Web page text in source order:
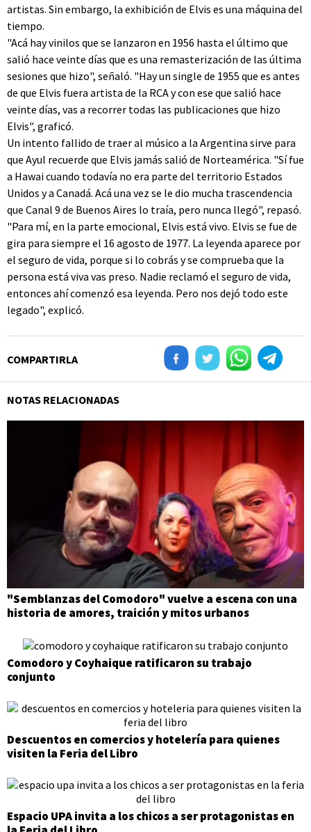
artistas. Sin embargo, la exhibición de Elvis es una máquina del
tiempo.
"Acá hay vinilos que se lanzaron en 1956 hasta el último que
salió hace veinte días que es una remasterización de las última
sesiones que hizo", señaló. "Hay un single de 1955 que es antes
de que Elvis fuera artista de la RCA y con ese que salió hace
veinte días, vas a recorrer todas las publicaciones que hizo
Elvis", graficó.
Un intento fallido de traer al músico a la Argentina sirve para
que Ayul recuerde que Elvis jamás salió de Norteamérica. "Sí fue
a Hawai cuando todavía no era parte del territorio Estados
Unidos y a Canadá. Acá una vez se le dio mucha trascendencia
que Canal 9 de Buenos Aires lo traía, pero nunca llegó", repasó.
"Para mí, en la parte emocional, Elvis está vivo. Elvis se fue de
gira para siempre el 16 agosto de 1977. La leyenda aparece por
el seguro de vida, porque si lo cobrás y se comprueba que la
persona está viva vas preso. Nadie reclamó el seguro de vida,
entonces ahí comenzó esa leyenda. Pero nos dejó todo este
legado", explicó.
COMPARTIRLA
NOTAS RELACIONADAS
"Semblanzas del Comodoro" vuelve a escena con una
historia de amores, traición y mitos urbanos
Comodoro y Coyhaique ratificaron su trabajo
conjunto
Descuentos en comercios y hotelería para quienes
visiten la Feria del Libro
Espacio UPA invita a los chicos a ser protagonistas en